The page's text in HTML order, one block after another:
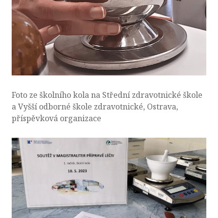
Foto ze školního kola na Střední zdravotnické škole
a Vyšší odborné škole zdravotnické, Ostrava,
příspěvková organizace